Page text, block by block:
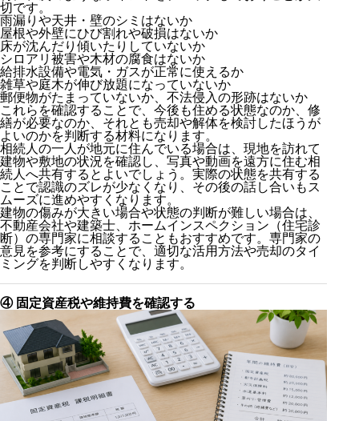
切です。
雨漏りや天井・壁のシミはないか
屋根や外壁にひび割れや破損はないか
床が沈んだり傾いたりしていないか
シロアリ被害や木材の腐食はないか
給排水設備や電気・ガスが正常に使えるか
雑草や庭木が伸び放題になっていないか
郵便物がたまっていないか、不法侵入の形跡はないか
これらを確認することで、今後も住める状態なのか、修
繕が必要なのか、それとも売却や解体を検討したほうが
よいのかを判断する材料になります。
相続人の一人が地元に住んでいる場合は、現地を訪れて
建物や敷地の状況を確認し、写真や動画を遠方に住む相
続人へ共有するとよいでしょう。実際の状態を共有する
ことで認識のズレが少なくなり、その後の話し合いもス
ムーズに進めやすくなります。
建物の傷みが大きい場合や状態の判断が難しい場合は、
不動産会社や建築士、ホームインスペクション（住宅診
断）の専門家に相談することもおすすめです。専門家の
意見を参考にすることで、適切な活用方法や売却のタイ
ミングを判断しやすくなります。
④ 固定資産税や維持費を確認する